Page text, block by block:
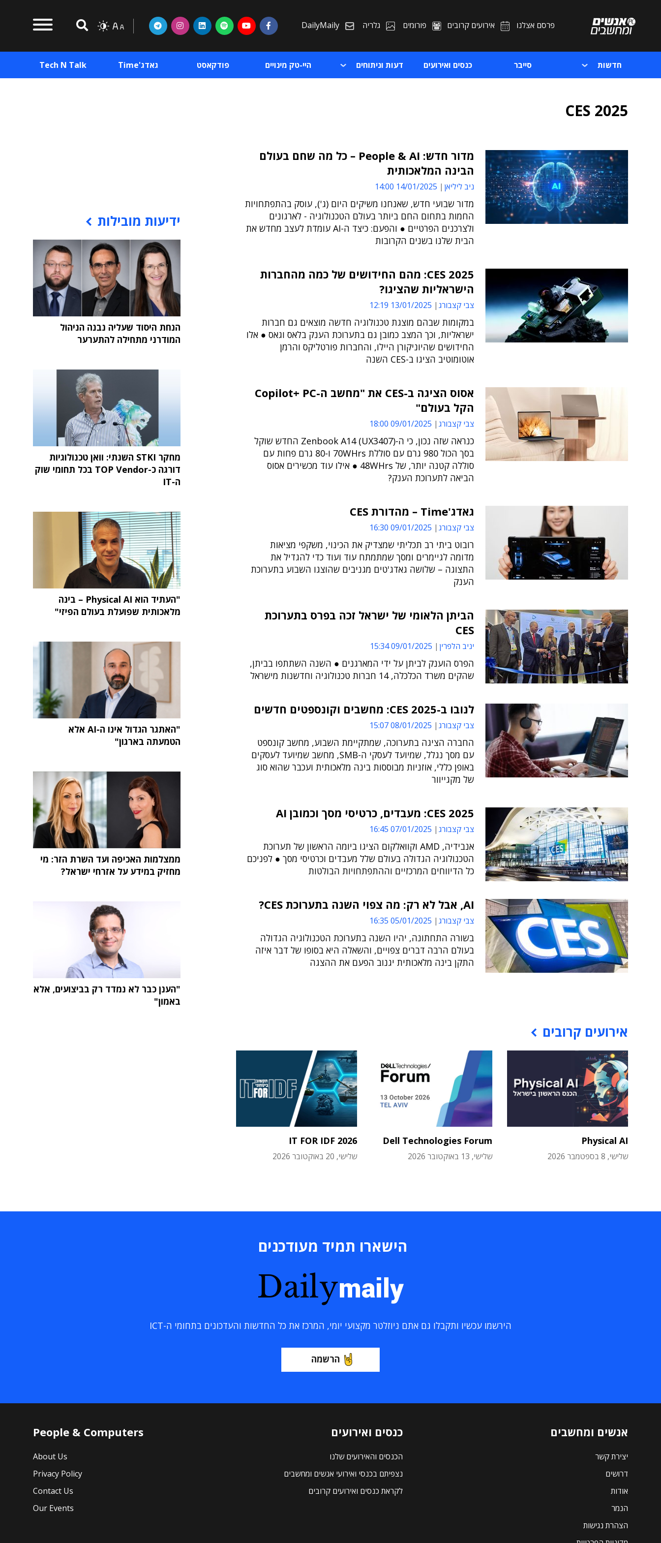
פרסם אצלנו אירועים קרובים פורומים גלריה DailyMaily
חדשות סייבר כנסים ואירועים דעות וניתוחים היי-טק מינויים פודקאסט גאדג'Time Tech N Talk
CES 2025
מדור חדש: People & AI – כל מה שחם בעולם
הבינה המלאכותית
ניב ליליאן 14/01/2025 14:00
מדור שבועי חדש, שאנחנו משיקים היום (ג'), עוסק בהתפתחויות
החמות בתחום החם ביותר בעולם הטכנולוגיה - לארגונים
ולצרכנים הפרטיים ● והפעם: כיצד ה-AI עומדת לעצב מחדש את
הבית שלנו בשנים הקרובות
CES 2025: מהם החידושים של כמה מהחברות
הישראליות שהציגו?
צבי קצבורג 13/01/2025 12:19
במקומות שבהם מוצגת טכנולוגיה חדשה מוצאים גם חברות
ישראליות, וכך המצב כמובן גם בתערוכת הענק בלאס וגאס ● אלו
החידושים שהיוניקורן היילו, והחברות פורטליקס והרמן
אוטומוטיב הציגו ב-CES השנה
אסוס הציגה ב-CES את "מחשב ה-Copilot+ PC
הקל בעולם"
צבי קצבורג 09/01/2025 18:00
כנראה שזה נכון, כי ה-Zenbook A14 (UX3407) החדש שוקל
בסך הכול 980 גרם עם סוללת 70WHrs ו-80 גרם פחות עם
סוללה קטנה יותר, של 48WHrs ● אילו עוד מכשירים אסוס
הביאה לתערוכת הענק?
גאדג'Time – מהדורת CES
צבי קצבורג 09/01/2025 16:30
רובוט ביתי רב תכליתי שמצדיק את הכינוי, משקפי מציאות
מדומה לגיימרים ומסך שמתמתח עוד ועוד כדי להגדיל את
התצוגה – שלושה גאדג'טים מגניבים שהוצגו השבוע בתערוכת
הענק
הביתן הלאומי של ישראל זכה בפרס בתערוכת
CES
יניב הלפרין 09/01/2025 15:34
הפרס הוענק לביתן על ידי המארגנים ● השנה השתתפו בביתן,
שהקים משרד הכלכלה, 14 חברות טכנולוגיה וחדשנות מישראל
לנובו ב-CES 2025: מחשבים וקונספטים חדשים
צבי קצבורג 08/01/2025 15:07
החברה הציגה בתערוכה, שמתקיימת השבוע, מחשב קונספט
עם מסך נגלל, שמיועד לעסקי ה-SMB, מחשב שמיועד לעסקים
באופן כללי, אוזניות מבוססות בינה מלאכותית ועכבר שהוא סוג
של מקגייוור
CES 2025: מעבדים, כרטיסי מסך וכמובן AI
צבי קצבורג 07/01/2025 16:45
אנבידיה, AMD וקוואלקום הציגו ביומה הראשון של תערוכת
הטכנולוגיה הגדולה בעולם שלל מעבדים וכרטיסי מסך ● לפניכם
כל הדיווחים המרכזיים וההתפתחויות הבולטות
AI, אבל לא רק: מה צפוי השנה בתערוכת CES?
צבי קצבורג 05/01/2025 16:35
בשורה התחתונה, יהיו השנה בתערוכת הטכנולוגיה הגדולה
בעולם הרבה דברים צפויים, והשאלה היא בסופו של דבר איזה
התקן בינה מלאכותית יגנוב הפעם את ההצגה
אירועים קרובים
Physical AI
שלישי, 8 בספטמבר 2026
Dell Technologies Forum
שלישי, 13 באוקטובר 2026
IT FOR IDF 2026
שלישי, 20 באוקטובר 2026
ידיעות מובילות
הנחת היסוד שעליה נבנה הניהול
המודרני מתחילה להתערער
מחקר STKI השנתי: וואן טכנולוגיות
דורגה כ-TOP Vendor בכל תחומי שוק
ה-IT
"העתיד הוא Physical AI – בינה
מלאכותית שפועלת בעולם הפיזי"
"האתגר הגדול אינו ה-AI אלא
הטמעתה בארגון"
ממצלמות האכיפה ועד השרת הזר: מי
מחזיק במידע על אזרחי ישראל?
"הענן כבר לא נמדד רק בביצועים, אלא
באמון"
הישארו תמיד מעודכנים
Dailymaily
הירשמו עכשיו ותקבלו גם אתם ניוזלטר מקצועי יומי, המרכז את כל החדשות והעדכונים בתחומי ה-ICT
הרשמה
אנשים ומחשבים
יצירת קשר
דרושים
אודות
הנמר
הצהרת נגישות
כנסים ואירועים
הכנסים והאירועים שלנו
נצפיתם בכנסי ואירועי אנשים ומחשבים
לקראת כנסים ואירועים קרובים
People & Computers
About Us
Privacy Policy
Contact Us
Our Events